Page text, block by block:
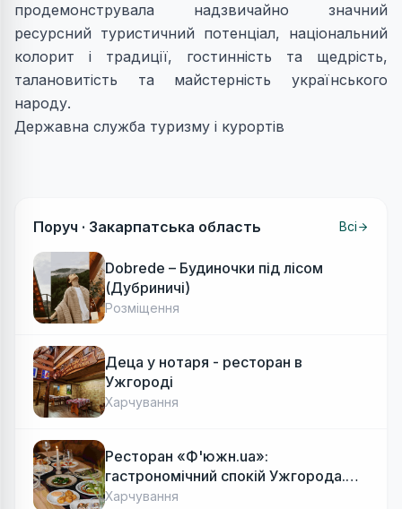
продемонструвала надзвичайно значний
ресурсний туристичний потенціал, національний
колорит і традиції, гостинність та щедрість,
талановитість та майстерність українського
народу.
Державна служба туризму і курортів
Поруч · Закарпатська область Всі
Dobrede – Будиночки під лісом
(Дубриничі)
Розміщення
Деца у нотаря - ресторан в
Ужгороді
Харчування
Ресторан «Ф'южн.ua»:
гастрономічний спокій Ужгорода.
Авторська локальна кухня, затишок
Харчування